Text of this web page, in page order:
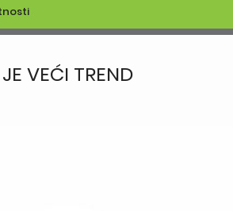
VEĆI TREND